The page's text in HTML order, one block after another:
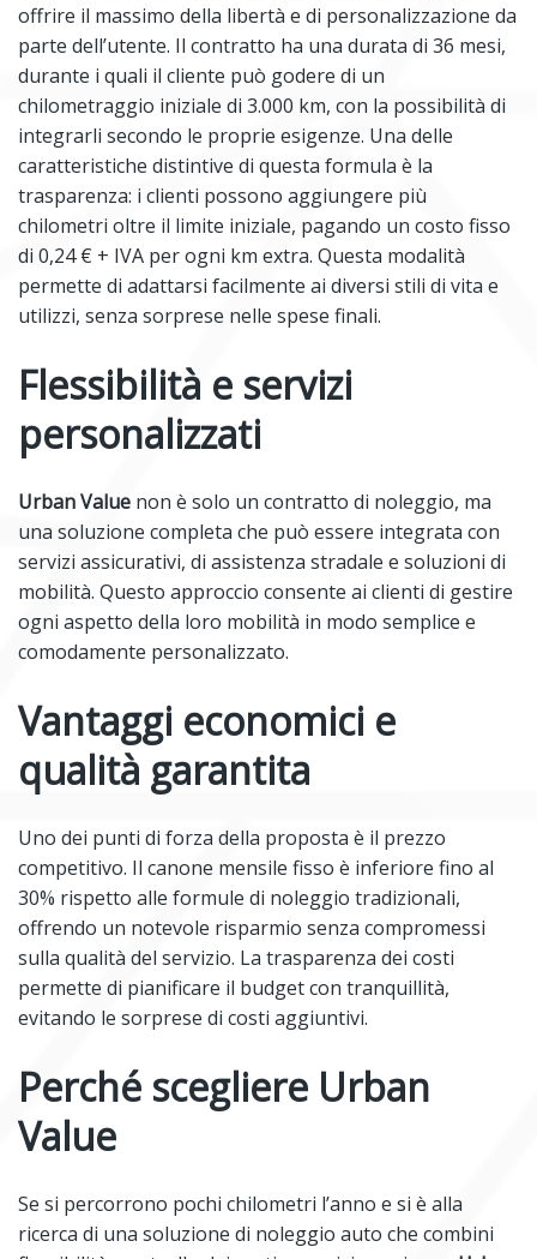
offrire il massimo della libertà e di personalizzazione da
parte dell’utente. Il contratto ha una durata di 36 mesi,
durante i quali il cliente può godere di un
chilometraggio iniziale di 3.000 km, con la possibilità di
integrarli secondo le proprie esigenze. Una delle
caratteristiche distintive di questa formula è la
trasparenza: i clienti possono aggiungere più
chilometri oltre il limite iniziale, pagando un costo fisso
di 0,24 € + IVA per ogni km extra. Questa modalità
permette di adattarsi facilmente ai diversi stili di vita e
utilizzi, senza sorprese nelle spese finali.
Flessibilità e servizi
personalizzati
Urban Value non è solo un contratto di noleggio, ma
una soluzione completa che può essere integrata con
servizi assicurativi, di assistenza stradale e soluzioni di
mobilità. Questo approccio consente ai clienti di gestire
ogni aspetto della loro mobilità in modo semplice e
comodamente personalizzato.
Vantaggi economici e
qualità garantita
Uno dei punti di forza della proposta è il prezzo
competitivo. Il canone mensile fisso è inferiore fino al
30% rispetto alle formule di noleggio tradizionali,
offrendo un notevole risparmio senza compromessi
sulla qualità del servizio. La trasparenza dei costi
permette di pianificare il budget con tranquillità,
evitando le sorprese di costi aggiuntivi.
Perché scegliere Urban
Value
Se si percorrono pochi chilometri l’anno e si è alla
ricerca di una soluzione di noleggio auto che combini